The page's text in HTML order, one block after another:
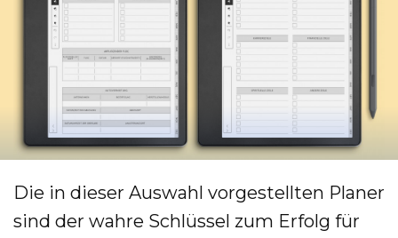
Die in dieser Auswahl vorgestellten Planer
sind der wahre Schlüssel zum Erfolg für